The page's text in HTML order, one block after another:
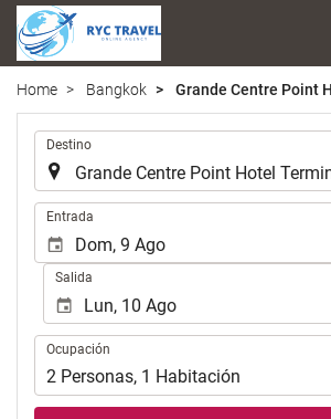
Home Bangkok Grande Centre Point
Destino
Entrada
Salida
Ocupación
Ocupación
2 Personas, 1 Habitación